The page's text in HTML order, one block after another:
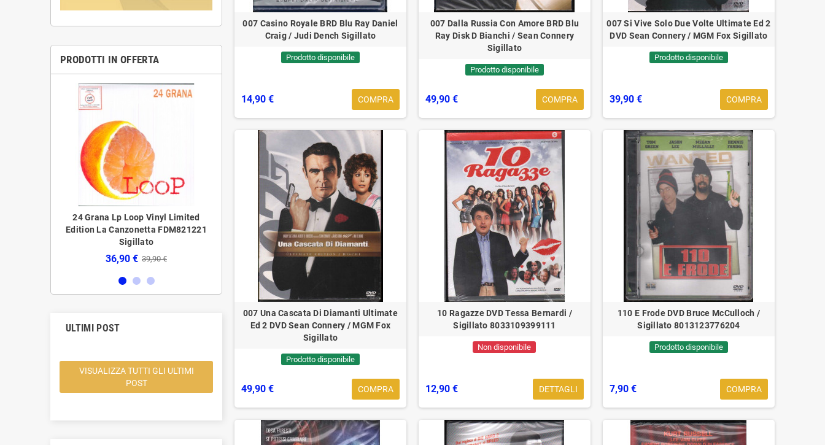
PRODOTTI IN OFFERTA
24 Grana ‎‎‎Lp Loop Vinyl Limited
Edition La Canzonetta FDM821221
‎Sigillato
36,90 € 39,90 €
24 Grana ‎‎‎Lp Underpop Vinyl Limited
Edition ‎Sigillato
56,90 € 59,90 €
Francesco Di Bella LP Vinile 'O
Diavolo / Limited Edition Canzonetta
‎Sigillato
35,90 €
24 Grana ‎‎‎Lp Loop Vinyl Limited
Edition La Canzonetta FDM821221
ULTIMI POST
VISUALIZZA TUTTI GLI ULTIMI
POST
007 Casino Royale BRD Blu Ray Daniel
Craig / Judi Dench Sigillato
Prodotto disponibile
14,90 € COMPRA
007 Dalla Russia Con Amore BRD Blu
Ray Disk D Bianchi / Sean Connery
Sigillato
Prodotto disponibile
49,90 € COMPRA
007 Si Vive Solo Due Volte Ultimate Ed 2
DVD Sean Connery / MGM Fox Sigillato
Prodotto disponibile
39,90 € COMPRA
007 Una Cascata Di Diamanti Ultimate
Ed 2 DVD Sean Connery / MGM Fox
Sigillato
Prodotto disponibile
49,90 € COMPRA
10 Ragazze DVD Tessa Bernardi /
Sigillato 8033109399111
Non disponibile
12,90 € DETTAGLI
110 E Frode DVD Bruce McCulloch /
Sigillato 8013123776204
Prodotto disponibile
7,90 € COMPRA